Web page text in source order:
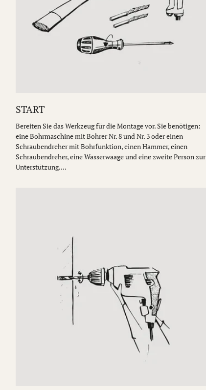
START
Bereiten Sie das Werkzeug für die Montage vor. Sie benötigen:
eine Bohrmaschine mit Bohrer Nr. 8 und Nr. 3 oder einen
Schraubendreher mit Bohrfunktion, einen Hammer, einen
Schraubendreher, eine Wasserwaage und eine zweite Person zur
Unterstützung....